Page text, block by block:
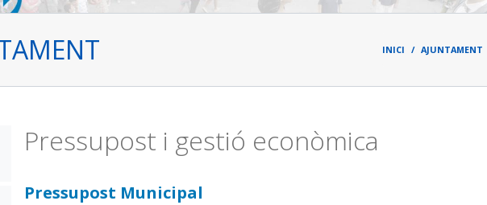
Fil
INICI AJUNTAMENT
Pressupost i gestió econòmica
Pressupost Municipal